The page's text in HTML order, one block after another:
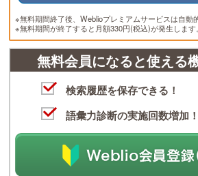
※無料期間終了後、Weblioプレミアムサービスは自動
※無料期間が終了すると月額330円(税込)が発生します。
無料会員になると使える
検索履歴を保存できる！
語彙力診断の実施回数増加！